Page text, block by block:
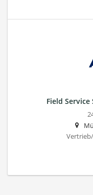
Field